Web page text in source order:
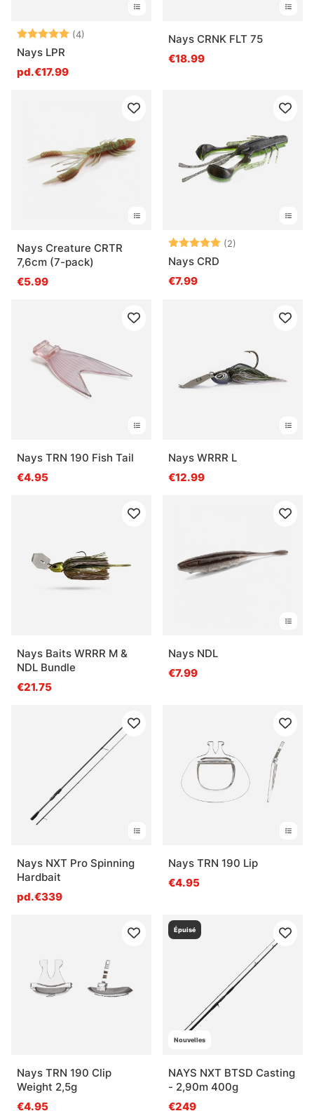
Note: (4)
Nays LPR
pd.€17.99
Nays CRNK FLT 75
€18.99
Nays Creature CRTR
7,6cm (7-pack)
€5.99
Note: (2)
Nays CRD
€7.99
Nays TRN 190 Fish Tail
€4.95
Nays WRRR L
€12.99
Nays Baits WRRR M &
NDL Bundle
€21.75
Nays NDL
€7.99
Nays NXT Pro Spinning
Hardbait
pd.€339
Nays TRN 190 Lip
€4.95
Nays TRN 190 Clip
Weight 2,5g
€4.95
Nouvelles
Épuisé
NAYS NXT BTSD Casting
- 2,90m 400g
€249